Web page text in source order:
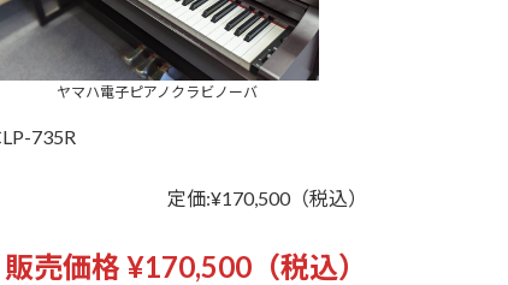
ヤマハ電子ピアノクラビノーバ
735R
定価:¥170,500（税込）
販売価格 ¥170,500（税込）